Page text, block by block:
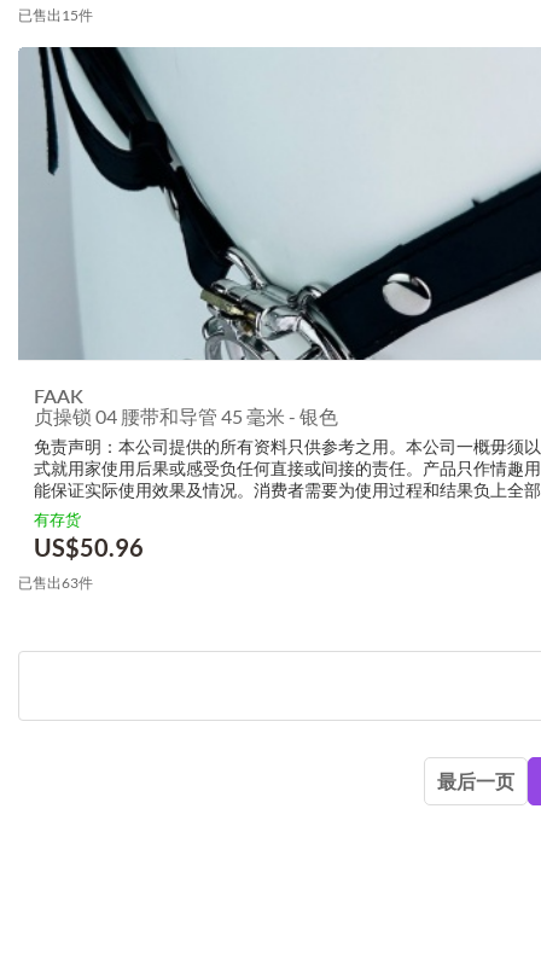
已售出15件
FAAK
贞操锁 04 腰带和导管 45 毫米 - 银色
免责声明：本公司提供的所有资料只供参考之用。本公司一概毋须
式就用家使用后果或感受负任何直接或间接的责任。产品只作情趣
能保证实际使用效果及情况。消费者需要为使用过程和结果负上全
生产商无需要以任何方式为任何直接或间接的失误负责，包括但不
的损毁，受伤或者任何伤害。
有存货
US$50.96
已售出63件
最后一页